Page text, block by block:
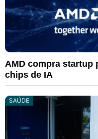
AMD compra startup
chips de IA
SAÚDE